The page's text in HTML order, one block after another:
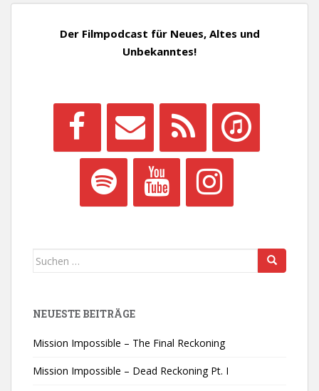
Der Filmpodcast für Neues, Altes und
Unbekanntes!
Suchen
NEUESTE BEITRÄGE
Mission Impossible – The Final Reckoning
Mission Impossible – Dead Reckoning Pt. I